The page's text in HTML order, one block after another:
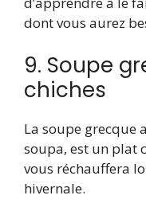
dont vous aurez
9. Soupe
chiches
La soupe grecque
soupa, est un plat
vous réchauffera
hivernale.